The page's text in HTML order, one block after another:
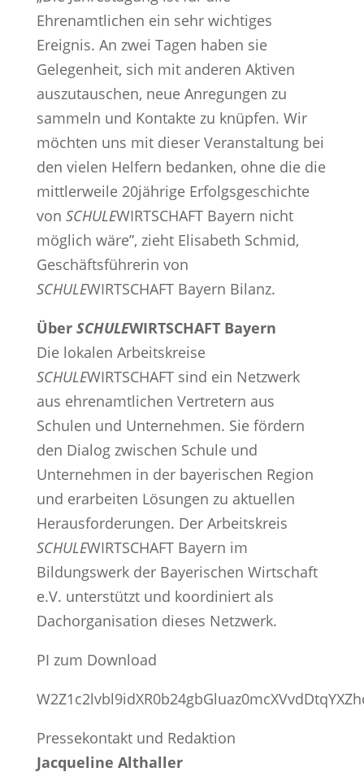
Ehrenamtlichen ein sehr wichtiges
Ereignis. An zwei Tagen haben sie
Gelegenheit, sich mit anderen Aktiven
auszutauschen, neue Anregungen zu
sammeln und Kontakte zu knüpfen. Wir
möchten uns mit dieser Veranstaltung bei
den vielen Helfern bedanken, ohne die die
mittlerweile 20jährige Erfolgsgeschichte
von SCHULEWIRTSCHAFT Bayern nicht
möglich wäre”, zieht Elisabeth Schmid,
Geschäftsführerin von
SCHULEWIRTSCHAFT Bayern Bilanz.
ÜberSCHULEWIRTSCHAFT Bayern
Die lokalen Arbeitskreise
SCHULEWIRTSCHAFT sind ein Netzwerk
aus ehrenamtlichen Vertretern aus
Schulen und Unternehmen. Sie fördern
den Dialog zwischen Schule und
Unternehmen in der bayerischen Region
und erarbeiten Lösungen zu aktuellen
Herausforderungen. Der Arbeitskreis
SCHULEWIRTSCHAFT Bayern im
Bildungswerk der Bayerischen Wirtschaft
e.V. unterstützt und koordiniert als
Dachorganisation dieses Netzwerk.
PI zum Download
Pressekontakt und Redaktion
Jacqueline Althaller